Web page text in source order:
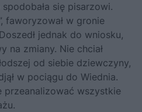
się pisarzowi.
faworyzował w gronie
jednak do wniosku,
na zmiany. Nie chciał
od siebie dziewczyny,
w pociągu do Wiednia.
przeanalizować wszystkie